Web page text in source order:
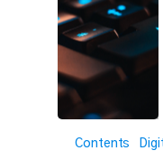
Contents